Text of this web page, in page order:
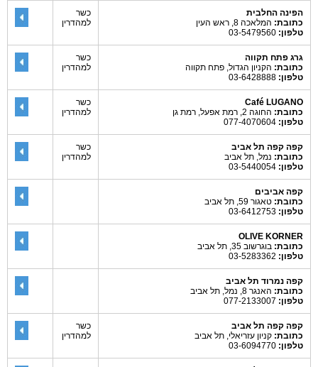
הפינה החלבית
כתובת: המלאכה 8, ראש העין
טלפון:
כשר
למהדרין
גרג פתח תקווה
כתובת: הקניון הגדול, פתח תקווה
טלפון:
כשר
למהדרין
Café LUGANO
כתובת: החוגה 2, רמת אפעל, רמת גן
טלפון:
כשר
למהדרין
קפה קפה תל אביב
כתובת: נמל, תל אביב
טלפון:
כשר
למהדרין
קפה אביבים
כתובת: טאגור 59, תל אביב
טלפון:
OLIVE KORNER
כתובת: בוגרשוב 35, תל אביב
טלפון:
קפה נמרוד תל אביב
כתובת: האנגר 8, נמל, תל אביב
טלפון:
קפה קפה תל אביב
כתובת: קניון עזריאלי, תל אביב
טלפון:
כשר
למהדרין